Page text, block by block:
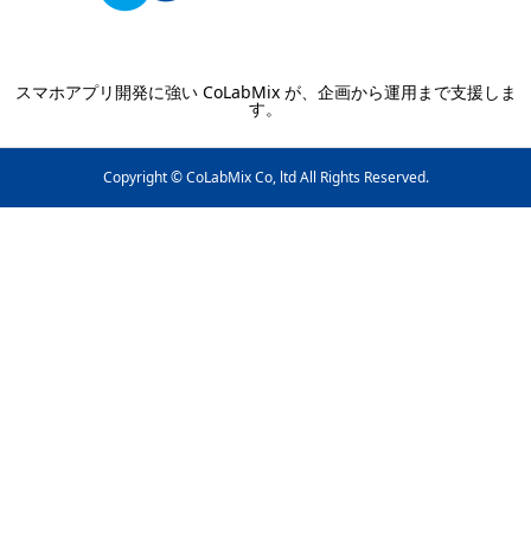
スマホアプリ開発に強い CoLabMix が、企画から運用まで支援しま
す。
Copyright © CoLabMix Co, ltd All Rights Reserved.